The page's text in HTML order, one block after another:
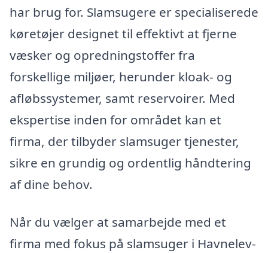
har brug for. Slamsugere er specialiserede
køretøjer designet til effektivt at fjerne
væsker og opredningstoffer fra
forskellige miljøer, herunder kloak- og
afløbssystemer, samt reservoirer. Med
ekspertise inden for området kan et
firma, der tilbyder slamsuger tjenester,
sikre en grundig og ordentlig håndtering
af dine behov.
Når du vælger at samarbejde med et
firma med fokus på slamsuger i Havnelev-